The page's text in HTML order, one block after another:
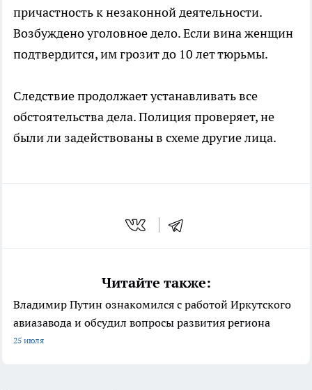
причастность к незаконной деятельности.
Возбуждено уголовное дело. Если вина женщин
подтвердится, им грозит до 10 лет тюрьмы.
Следствие продолжает устанавливать все
обстоятельства дела. Полиция проверяет, не
были ли задействованы в схеме другие лица.
Читайте также:
Владимир Путин ознакомился с работой Иркутского
авиазавода и обсудил вопросы развития региона
25 июля